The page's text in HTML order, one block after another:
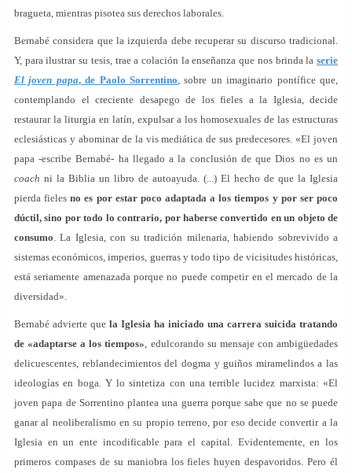
bragueta, mientras pisotea sus derechos laborales.
Bernabé considera que la izquierda debe recuperar su discurso tradicional.
Y, para ilustrar su tesis, trae a colación la enseñanza que nos brinda la serie
El joven papa, de Paolo Sorrentino, sobre un imaginario pontífice que,
contemplando el creciente desapego de los fieles a la Iglesia, decide
restaurar la liturgia en latín, expulsar a los homosexuales de las estructuras
eclesiásticas y abominar de la vis mediática de sus predecesores. «El joven
papa -escribe Bernabé- ha llegado a la conclusión de que Dios no es un
coach ni la Biblia un libro de autoayuda. (...) El hecho de que la Iglesia
pierda fielesno es por estar poco adaptada a los tiempos y por ser poco
dúctil, sino por todo lo contrario, por haberse convertido en un objeto de
consumo. La Iglesia, con su tradición milenaria, habiendo sobrevivido a
sistemas económicos, imperios, guerras y todo tipo de vicisitudes históricas,
está seriamente amenazada porque no puede competir en el mercado de la
diversidad».
Bernabé advierte que la Iglesia ha iniciado una carrera suicida tratando
de «adaptarse a los tiempos», edulcorando su mensaje con ambigüedades
delicuescentes, reblandecimientos del dogma y guiños miramelindos a las
ideologías en boga. Y lo sintetiza con una terrible lucidez marxista: «El
joven papa de Sorrentino plantea una guerra porque sabe que no se puede
ganar al neoliberalismo en su propio terreno, por eso decide convertir a la
Iglesia en un ente incodificable para el capital. Evidentemente, en los
primeros compases de su maniobra los fieles huyen despavoridos. Pero él